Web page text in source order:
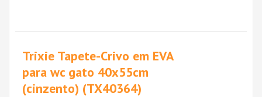
Trixie Tapete-Crivo em EVA
para wc gato 40x55cm
(cinzento) (TX40364)